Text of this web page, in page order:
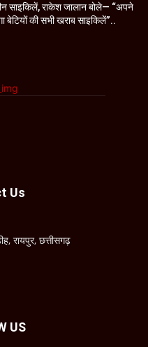
साइकिलें, राकेश जालान बोले— “अपने
बेटियों की सभी खराब साइकिलें”..
Us
रायपुर, छत्तीसगढ़
US